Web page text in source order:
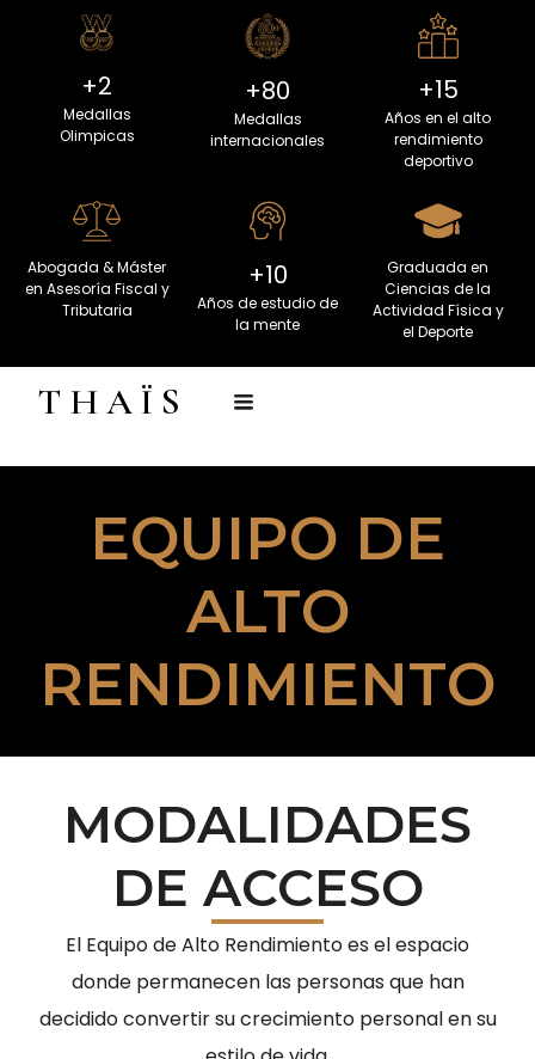
+2
Medallas
​​​​​​​Olimpicas
+80
Medallas
internacionales
+15
Años en el alto
rendimiento
deportivo
Abogada & Máster
en Asesoría Fiscal y
Tributaria
+10
Años de estudio de
la mente
Graduada en
Ciencias de la
Actividad Física y
el Deporte
T H A Ï S
EQUIPO DE
ALTO
RENDIMIENTO
MODALIDADES
DE ACCESO
El Equipo de Alto Rendimiento es el espacio
donde permanecen las personas que han
decidido convertir su crecimiento personal en su